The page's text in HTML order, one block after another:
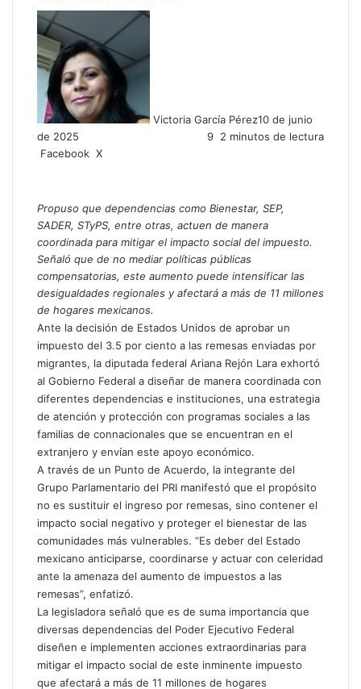
Victoria García Pérez10 de junio
de 2025
9 2 minutos de lectura
Facebook X
Propuso que dependencias como Bienestar, SEP,
SADER, STyPS, entre otras, actuen de manera
coordinada para mitigar el impacto social del impuesto.
Señaló que de no mediar políticas públicas
compensatorias, este aumento puede intensificar las
desigualdades regionales y afectará a más de 11 millones
de hogares mexicanos.
Ante la decisión de Estados Unidos de aprobar un
impuesto del 3.5 por ciento a las remesas enviadas por
migrantes, la diputada federal Ariana Rejón Lara exhortó
al Gobierno Federal a diseñar de manera coordinada con
diferentes dependencias e instituciones, una estrategia
de atención y protección con programas sociales a las
familias de connacionales que se encuentran en el
extranjero y envían este apoyo económico.
A través de un Punto de Acuerdo, la integrante del
Grupo Parlamentario del PRI manifestó que el propósito
no es sustituir el ingreso por remesas, sino contener el
impacto social negativo y proteger el bienestar de las
comunidades más vulnerables. “Es deber del Estado
mexicano anticiparse, coordinarse y actuar con celeridad
ante la amenaza del aumento de impuestos a las
remesas”, enfatizó.
La legisladora señaló que es de suma importancia que
diversas dependencias del Poder Ejecutivo Federal
diseñen e implementen acciones extraordinarias para
mitigar el impacto social de este inminente impuesto
que afectará a más de 11 millones de hogares